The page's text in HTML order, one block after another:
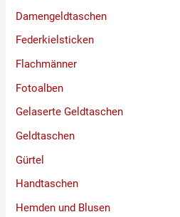
Damengeldtaschen
Federkielsticken
Flachmänner
Fotoalben
Gelaserte Geldtaschen
Geldtaschen
Gürtel
Handtaschen
Hemden und Blusen